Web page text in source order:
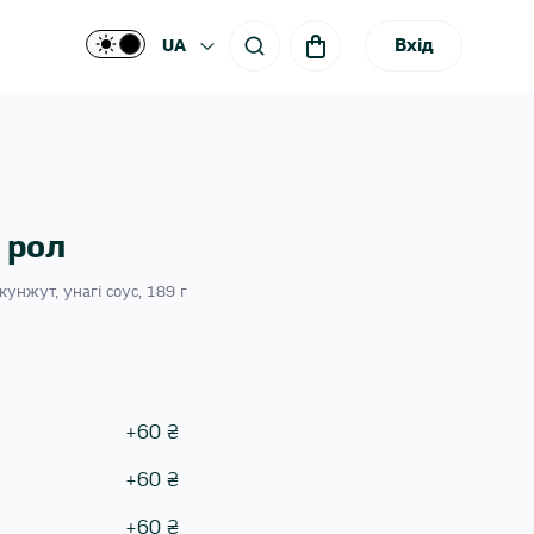
UA Вхід
рол
унагі соус, 189 г
+60 ₴
+60 ₴
+60 ₴